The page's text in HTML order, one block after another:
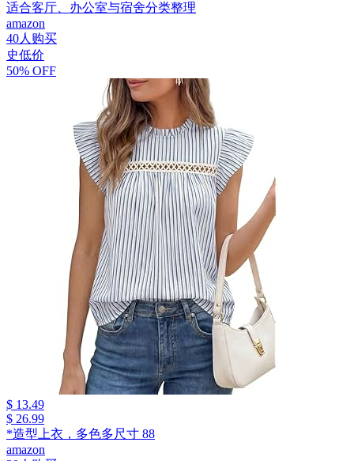
适合客厅、办公室与宿舍分类整理
amazon
40人购买
史低价
50% OFF
$ 13.49
$ 26.99
*造型上衣，多色多尺寸 88
amazon